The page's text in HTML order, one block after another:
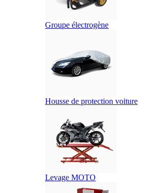
Groupe électrogène
Housse de protection voiture
Levage MOTO